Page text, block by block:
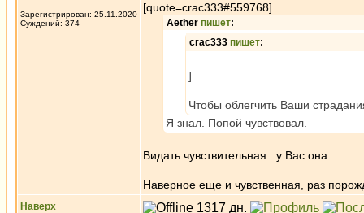
Зарегистрирован: 25.11.2020
Суждений: 374
[quote=crac333#559768]
Aether пишет:
crac333 пишет:
]
Чтобы облегчить Ваши
Я знал. Попой чувствовал.
Видать чувствительная у Вас она.
Наверное еще и чувственная, раз
Наверх